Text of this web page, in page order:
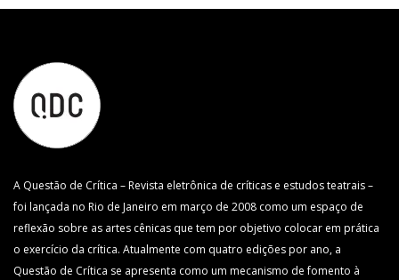
A Questão de Crítica – Revista eletrônica de críticas e estudos teatrais –
foi lançada no Rio de Janeiro em março de 2008 como um espaço de
reflexão sobre as artes cênicas que tem por objetivo colocar em prática
o exercício da crítica. Atualmente com quatro edições por ano, a
Questão de Crítica se apresenta como um mecanismo de fomento à